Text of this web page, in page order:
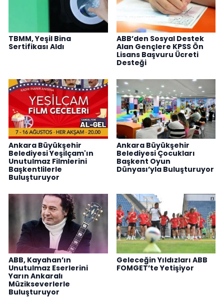
TBMM, Yeşil Bina
Sertifikası Aldı
ABB’den Sosyal Destek
Alan Gençlere KPSS Ön
Lisans Başvuru Ücreti
Desteği
Ankara Büyükşehir
Belediyesi Yeşilçam'ın
Unutulmaz Filmlerini
Başkentlilerle
Buluşturuyor
Ankara Büyükşehir
Belediyesi Çocukları
Başkent Oyun
Dünyası’yla Buluşturuyor
ABB, Kayahan’ın
Unutulmaz Eserlerini
Yarın Ankaralı
Müzikseverlerle
Buluşturuyor
Geleceğin Yıldızları ABB
FOMGET’te Yetişiyor